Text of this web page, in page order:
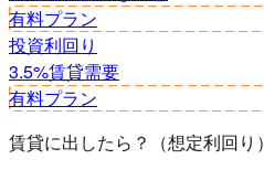
有料プラン
投資利回り
3.5%賃貸需要
有料プラン
賃貸に出したら？（想定利回り）